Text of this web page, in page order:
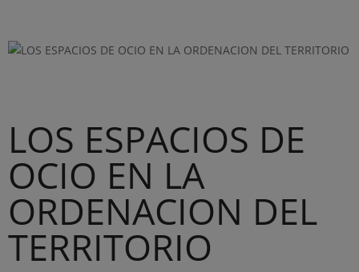
LOS ESPACIOS DE
OCIO EN LA
ORDENACION DEL
TERRITORIO